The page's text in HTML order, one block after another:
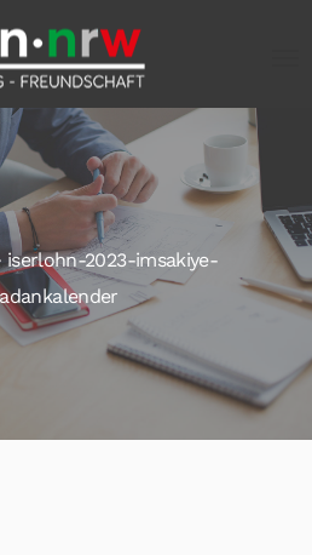
iserlohn-2023-imsakiye-